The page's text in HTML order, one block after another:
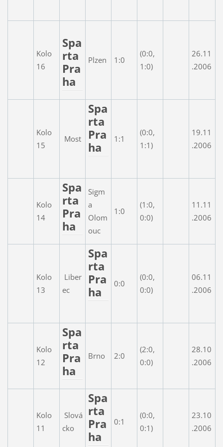
Kolo
16
Spa
rta
Pra
ha
Plzen 1:0
(0:0,
1:0)
26.11
.2006
Kolo
15
Most
Spa
rta
Pra
ha
1:1
(0:0,
1:1)
19.11
.2006
Kolo
14
Spa
rta
Pra
ha
Sigm
a
Olom
ouc
1:0
(1:0,
0:0)
11.11
.2006
Kolo
13
Liber
ec
Spa
rta
Pra
ha
0:0
(0:0,
0:0)
06.11
.2006
Kolo
12
Spa
rta
Pra
ha
Brno 2:0
(2:0,
0:0)
28.10
.2006
Kolo
11
Slová
cko
Spa
rta
Pra
ha
0:1
(0:0,
0:1)
23.10
.2006